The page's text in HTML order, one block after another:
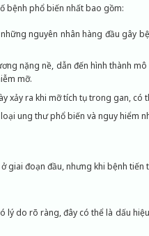
bệnh phổ biến nhất bao gồm:
nguyên nhân hàng đầu gây
nặng nề, dẫn đến hình thành
mỡ.
xảy ra khi mỡ tích tụ trong gan,
ung thư phổ biến và nguy hiểm
giai đoạn đầu, nhưng khi bệnh
lý do rõ ràng, đây có thể là dấu